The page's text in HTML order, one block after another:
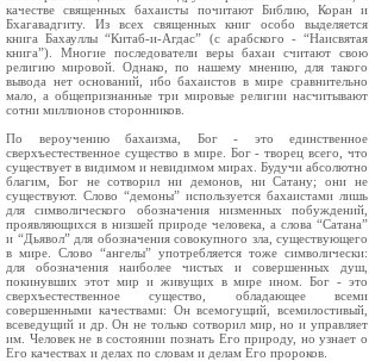
качестве священных бахаисты почитают Библию, Коран и
Бхагавадгиту. Из всех священных книг особо выделяется
книга Бахауллы “Китаб-и-Агдас” (с арабского - “Наисвятая
книга”). Многие последователи веры бахаи считают свою
религию мировой. Однако, по нашему мнению, для такого
вывода нет оснований, ибо бахаистов в мире сравнительно
мало, а общепризнанные три мировые религии насчитывают
сотни миллионов сторонников.
По вероучению бахаизма, Бог - это единственное
сверхъестественное существо в мире. Бог - творец всего, что
существует в видимом и невидимом мирах. Будучи абсолютно
благим, Бог не сотворил ни демонов, ни Сатану; они не
существуют. Слово “демоны” используется бахаистами лишь
для символического обозначения низменных побуждений,
проявляющихся в низшей природе человека, а слова “Сатана”
и “Дьявол” для обозначения совокупного зла, существующего
в мире. Слово “ангелы” употребляется тоже символически:
для обозначения наиболее чистых и совершенных душ,
покинувших этот мир и живущих в мире ином. Бог - это
сверхъестественное существо, обладающее всеми
совершенными качествами: Он всемогущий, всемилостивый,
всеведущий и др. Он не только сотворил мир, но и управляет
им. Человек не в состоянии познать Его природу, но узнает о
Его качествах и делах по словам и делам Его пророков.